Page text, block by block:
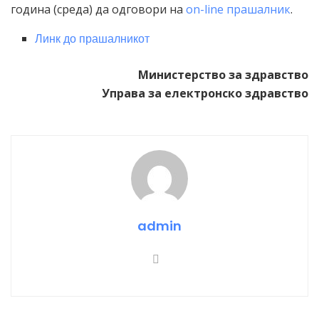
година (среда) да одговори на on-line прашалник.
Линк до прашалникот
Министерство за здравство
Управа за електронско здравство
admin